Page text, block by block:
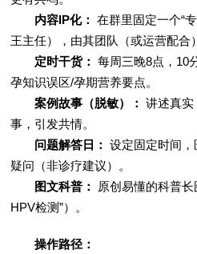
内容IP化： 在群里固定一个“
王主任），由其团队（或运营配合
定时干货： 每周三晚8点，10
孕知识误区/孕期营养要点。
案例故事（脱敏）：讲述真实
事，引发共情。
问题解答日： 设定固定时间
疑问（非诊疗建议）。
图文科普：
原创易懂的科普
HPV检测”）。
操作路径：